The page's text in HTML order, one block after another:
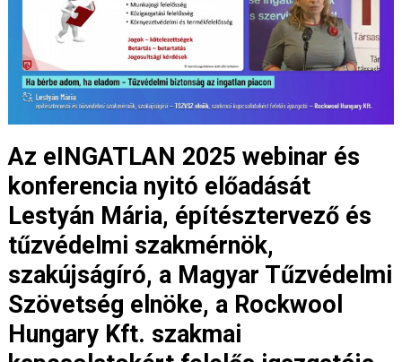
Az eINGATLAN 2025 webinar és
konferencia nyitó előadását
Lestyán Mária, építésztervező és
tűzvédelmi szakmérnök,
szakújságíró, a Magyar Tűzvédelmi
Szövetség elnöke, a Rockwool
Hungary Kft. szakmai